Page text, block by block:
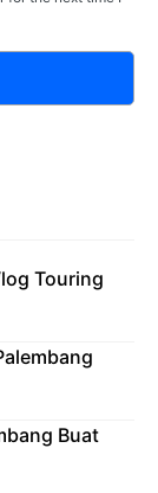
Touring
Buat